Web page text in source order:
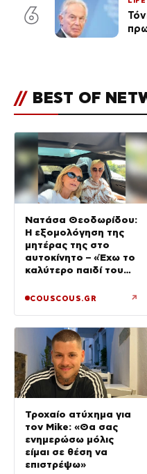
6
// BEST OF
Νατάσα Θεοδωρίδου:
Η εξομολόγηση της
μητέρας της στο
αυτοκίνητο – «Έχω το
καλύτερο παιδί του
COUSCOUS.GR ↗
Τροχαίο ατύχημα για
τον Mike: «Θα σας
ενημερώσω μόλις
είμαι σε θέση να
επιστρέψω»